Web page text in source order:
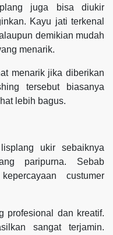
juga bisa diukir
Kayu jati terkenal
demikian mudah
menarik.
menarik jika diberikan
tersebut biasanya
lebih bagus.
ukir sebaiknya
paripurna. Sebab
custumer
profesional dan kreatif.
sangat terjamin.